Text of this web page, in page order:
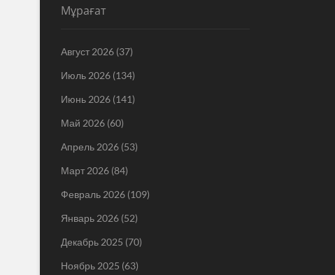
Мұрағат
Август 2026 (37)
Июль 2026 (134)
Июнь 2026 (141)
Май 2026 (60)
Апрель 2026 (53)
Март 2026 (84)
Февраль 2026 (109)
Январь 2026 (52)
Декабрь 2025 (70)
Ноябрь 2025 (63)